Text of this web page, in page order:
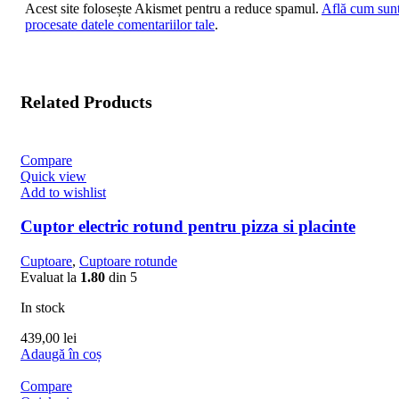
Acest site folosește Akismet pentru a reduce spamul. Află cum
procesate datele comentariilor tale.
Related Products
Compare
Quick view
Add to wishlist
Cuptor electric rotund pentru pizza si placinte
Cuptoare, Cuptoare rotunde
Evaluat la 1.80 din 5
In stock
439,00 lei
Adaugă în coș
Compare